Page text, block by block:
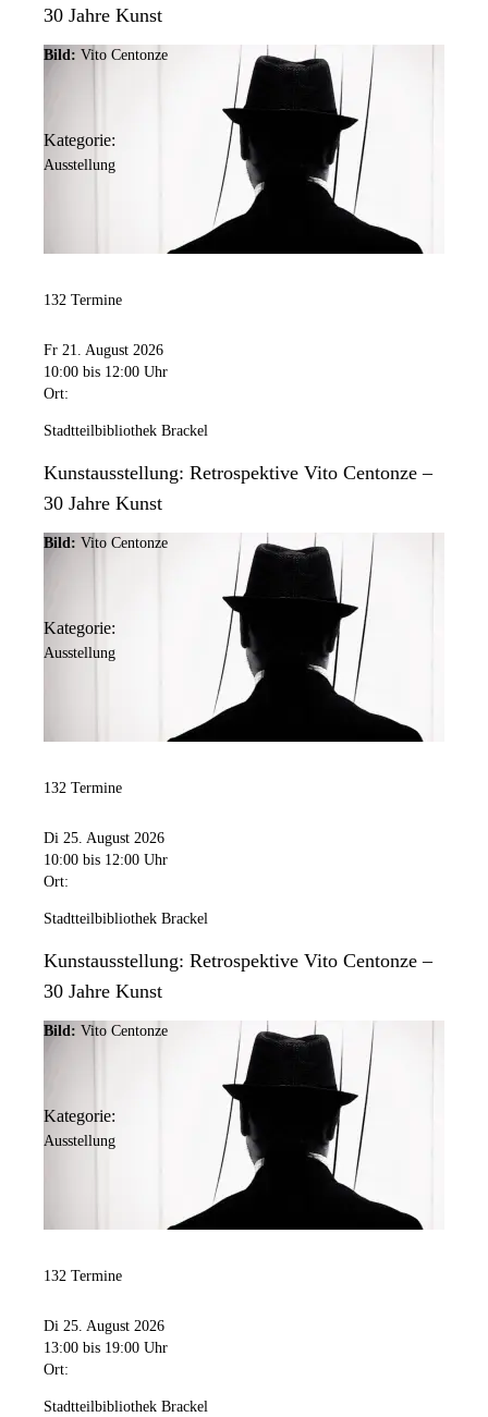
30 Jahre Kunst
Bild: Vito Centonze
Kategorie:
Ausstellung
132 Termine
Fr 21. August 2026
10:00 bis 12:00 Uhr
Ort:
Stadtteilbibliothek Brackel
Kunstausstellung: Retrospektive Vito Centonze –
30 Jahre Kunst
Bild: Vito Centonze
Kategorie:
Ausstellung
132 Termine
Di 25. August 2026
10:00 bis 12:00 Uhr
Ort:
Stadtteilbibliothek Brackel
Kunstausstellung: Retrospektive Vito Centonze –
30 Jahre Kunst
Bild: Vito Centonze
Kategorie:
Ausstellung
132 Termine
Di 25. August 2026
13:00 bis 19:00 Uhr
Ort:
Stadtteilbibliothek Brackel